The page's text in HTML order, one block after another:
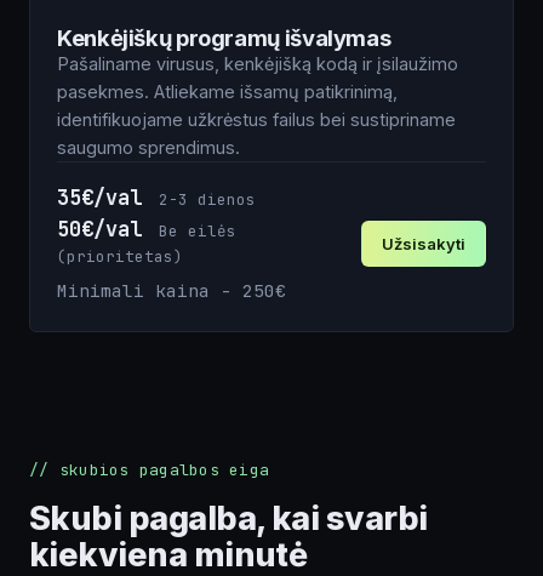
El. paštas
Tel. nr.
Komentarai apie projektą
Kenkėjiškų programų išvalymas
Pašaliname virusus, kenkėjišką kodą ir įsilaužimo
pasekmes. Atliekame išsamų patikrinimą,
identifikuojame užkrėstus failus bei sustipriname
saugumo sprendimus.
35€/val 2-3 dienos
50€/val
Be eilės
(prioritetas)
Minimali kaina - 250€
Užsisakyti
Vardas
El. paštas
Tel. nr.
// skubios pagalbos eiga
Skubi pagalba, kai svarbi
kiekviena minutė